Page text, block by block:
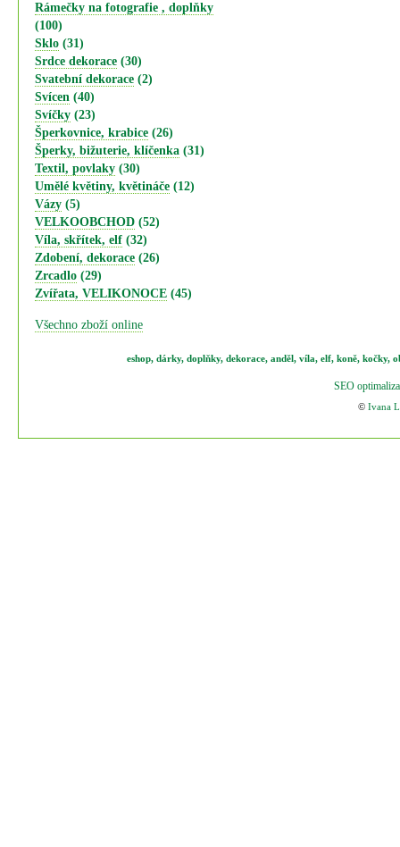
Rámečky na fotografie , doplňky
(100)
Sklo (31)
Srdce dekorace (30)
Svatební dekorace (2)
Svícen (40)
Svíčky (23)
Šperkovnice, krabice (26)
Šperky, bižuterie, klíčenka (31)
Textil, povlaky (30)
Umělé květiny, květináče (12)
Vázy (5)
VELKOOBCHOD (52)
Víla, skřítek, elf (32)
Zdobení, dekorace (26)
Zrcadlo (29)
Zvířata, VELIKONOCE (45)
Všechno zboží online
eshop, dárky, doplňky, dekorace, anděl, víla, elf, koně, kočky,
SEO
© Ivana